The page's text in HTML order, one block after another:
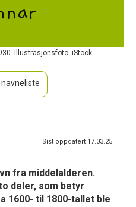
Illustrasjonsfoto: iStock
navneliste
Sist oppdatert 17.03.25
fra middelalderen.
deler, som betyr
1600- til 1800-tallet ble